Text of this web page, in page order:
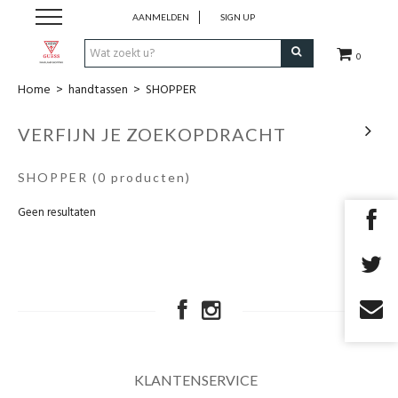
0
AANMELDEN SIGN UP
KLEDING
SCHOENEN
Home > handtassen > SHOPPER
VERFIJN JE ZOEKOPDRACHT
SHOPPER (0 producten)
Geen resultaten
KLANTENSERVICE